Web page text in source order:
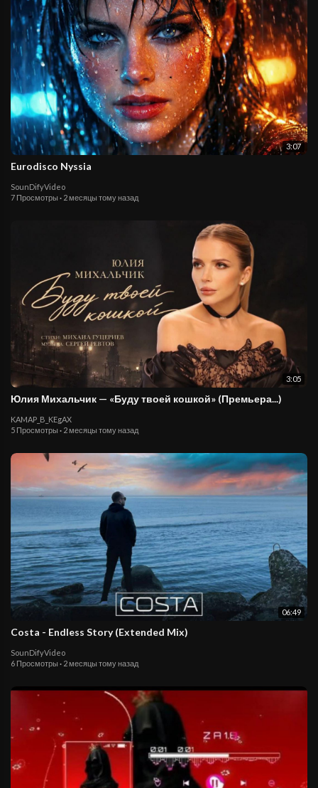
3:07
Eurodisco Nyssia
SounDifyVideo
7 Просмотры · 2 месяцы тому назад
3:05
Юлия Михальчик — «Буду твоей кошкой» (Премьера...)
KAMAP_B_KEgAX
5 Просмотры · 2 месяцы тому назад
06:49
Costa - Endless Story (Extended Mix)
SounDifyVideo
6 Просмотры · 2 месяцы тому назад